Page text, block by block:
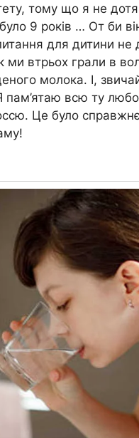
тому що я не
9 років … От би
для дитини не
втрьох грали в
молока. І,
всю ту
Це було справжнє